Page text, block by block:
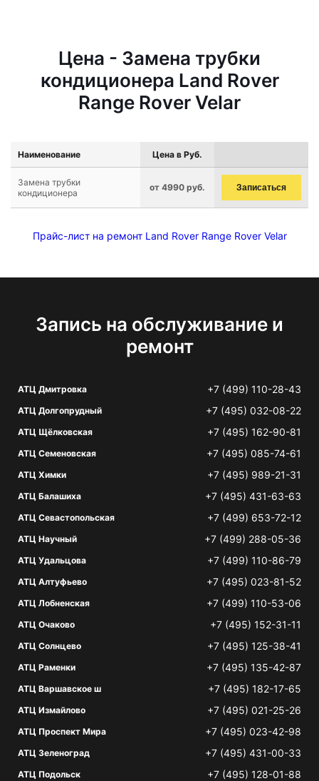
Цена - Замена трубки
кондиционера Land Rover
Range Rover Velar
Наименование Цена в Руб.
Замена трубки
кондиционера
от 4990 руб. Записаться
Прайс-лист на ремонт Land Rover Range Rover Velar
Запись на обслуживание и
ремонт
АТЦ Дмитровка +7 (499) 110-28-43
АТЦ Долгопрудный +7 (495) 032-08-22
АТЦ Щёлковская +7 (495) 162-90-81
АТЦ Семеновская +7 (495) 085-74-61
АТЦ Химки +7 (495) 989-21-31
АТЦ Балашиха +7 (495) 431-63-63
АТЦ Севастопольская +7 (499) 653-72-12
АТЦ Научный +7 (499) 288-05-36
АТЦ Удальцова +7 (499) 110-86-79
АТЦ Алтуфьево +7 (495) 023-81-52
АТЦ Лобненская +7 (499) 110-53-06
АТЦ Очаково +7 (495) 152-31-11
АТЦ Солнцево +7 (495) 125-38-41
АТЦ Раменки +7 (495) 135-42-87
АТЦ Варшавское ш +7 (495) 182-17-65
АТЦ Измайлово +7 (495) 021-25-26
АТЦ Проспект Мира +7 (495) 023-42-98
АТЦ Зеленоград +7 (495) 431-00-33
АТЦ Подольск +7 (495) 128-01-88